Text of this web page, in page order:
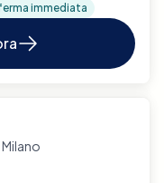
immediata